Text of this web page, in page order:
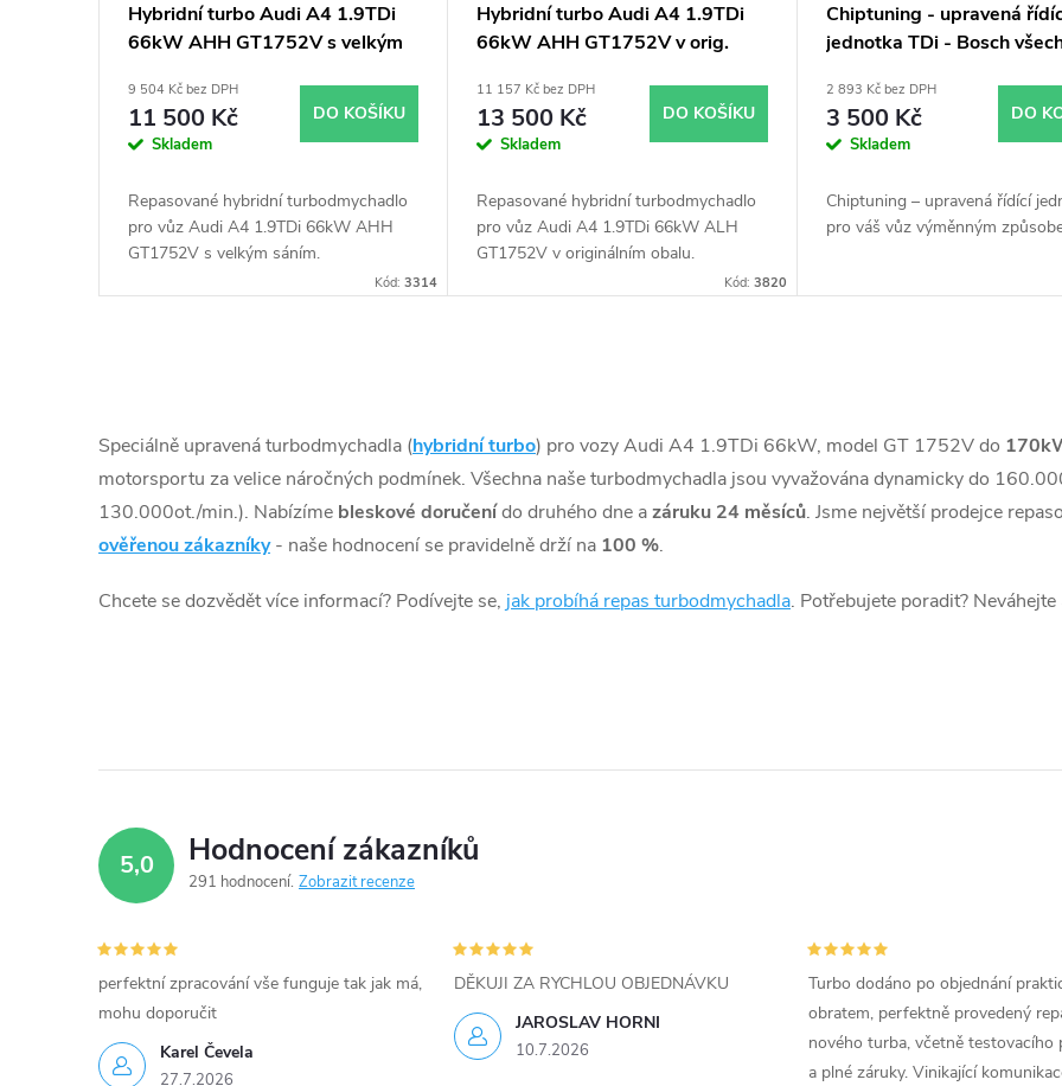
k
ů
Hybridní turbo Audi A4 1.9TDi
66kW AHH GT1752V s velkým
9 504 Kč bez DPH
11 500 Kč
Skladem
DO KOŠÍKU
Repasované hybridní turbodmychadlo
pro vůz Audi A4 1.9TDi 66kW AHH
GT1752V s velkým sáním.
Kód:3314
Hybridní turbo Audi A4 1.9TDi
66kW AHH GT1752V v orig.
11 157 Kč bez DPH
13 500 Kč
Skladem
DO KOŠÍKU
Repasované hybridní turbodmychadlo
pro vůz Audi A4 1.9TDi 66kW ALH
GT1752V v originálním obalu.
Kód: 3820
Chiptuning - upravená
jednotka TDi - Bosch
2 893 Kč bez DPH
3 500 Kč
Skladem
DO
Chiptuning – upravená řídící
pro váš vůz výměnným
v
l
á
a
p
v
k
y
v
ý
Speciálně upravená turbodmychadla (hybridní turbo) pro vozy Audi A4 1.9TDi 66kW, model GT 1752V do
motorsportu za velice náročných podmínek. Všechna naše turbodmychadla jsou vyvažována dynamicky do
130.000ot./min.). Nabízíme bleskové doručenído druhého dne azáruku 24 měsíců. Jsme největší prodejce
ověřenou zákazníky - naše hodnocení se pravidelně drží na 100 %.
Chcete se dozvědět více informací? Podívejte se, jak probíhá repas turbodmychadla. Potřebujete poradit? Neváhejte
5,0 Hodnocení zákazníků
291 hodnocení Zobrazit recenze
Karel Čevela
27.7.2026
perfektní zpracování vše funguje tak jak má,
mohu doporučit
JAROSLAV HORNI
10.7.2026
DĚKUJI ZA RYCHLOU OBJEDNÁVKU
Turbo dodáno po objednání
obratem, perfektně provedený
nového turba, včetně testovacího
a plné záruky. Vinikající